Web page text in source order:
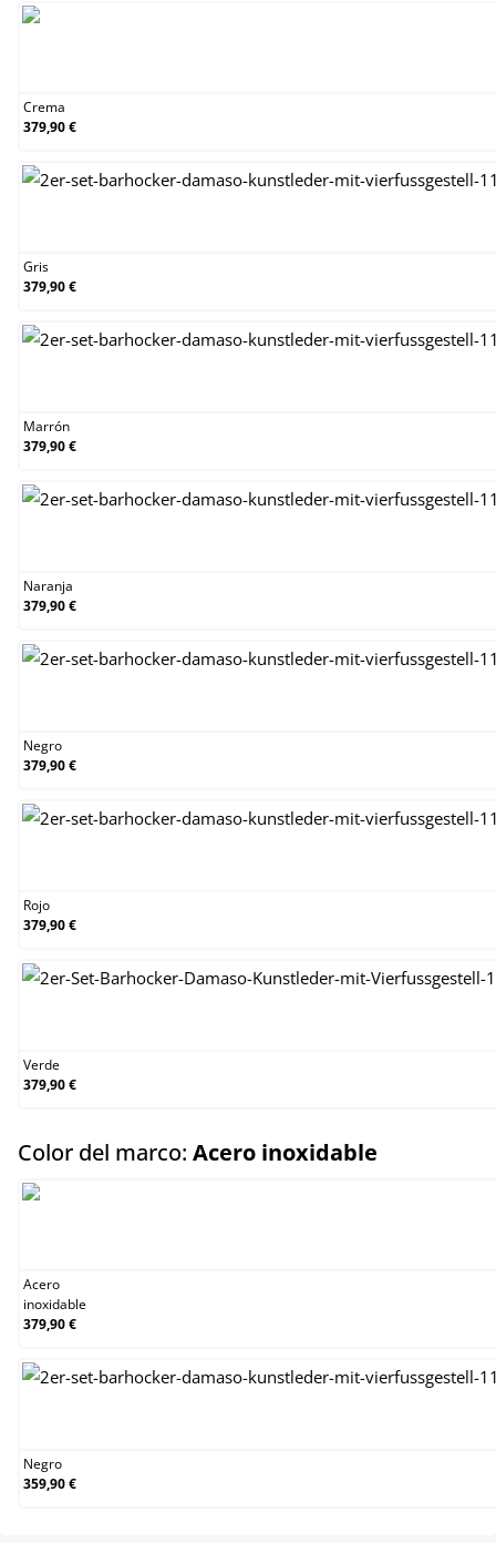
Crema
379,90 €
Gris
379,90 €
Marrón
379,90 €
Naranja
379,90 €
Negro
379,90 €
Rojo
379,90 €
Verde
379,90 €
Color del marco: Acero inoxidable
Acero
inoxidable
379,90 €
Negro
359,90 €